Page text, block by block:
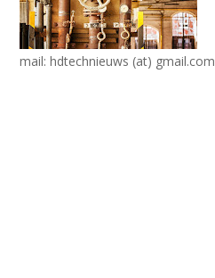
mail: hdtechnieuws (at) gmail.com